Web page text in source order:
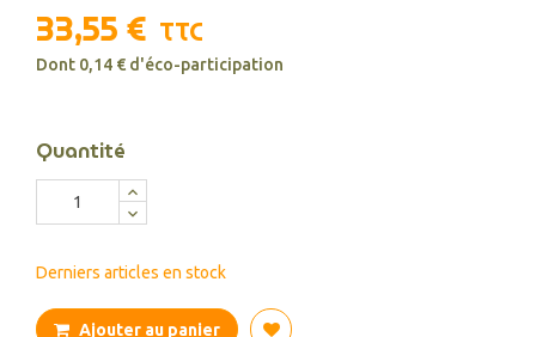
33,55 € TTC
Dont 0,14 € d'éco-participation
Quantité
Derniers articles en stock
Ajouter au panier